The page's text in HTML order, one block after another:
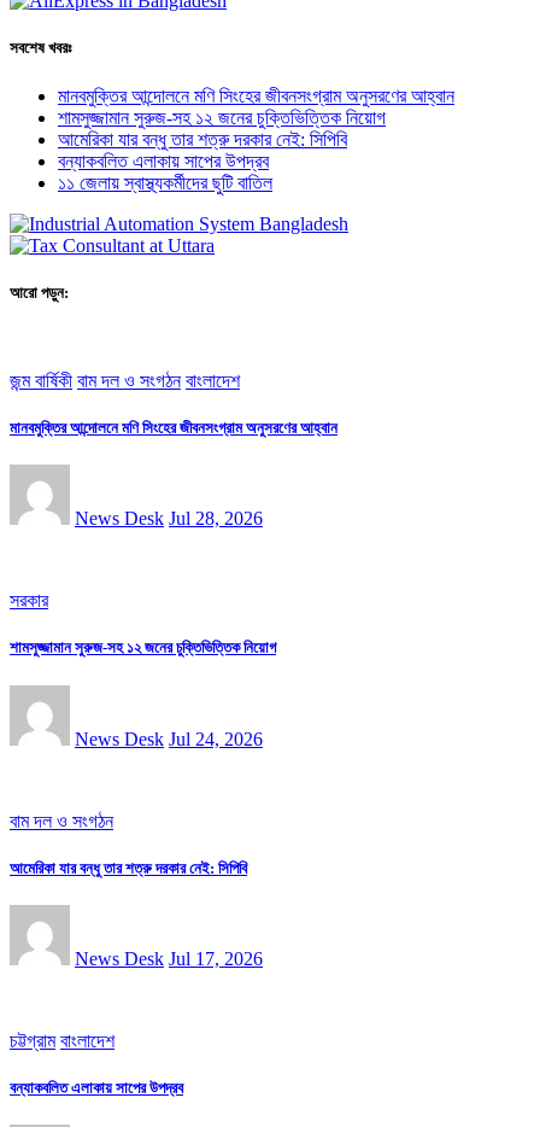
সবশেষ খবরঃ
মানবমুক্তির আন্দোলনে মণি সিংহের জীবনসংগ্রাম অনুসরণের আহ্বান
শামসুজ্জামান সুরুজ-সহ ১২ জনের চুক্তিভিত্তিক নিয়োগ
আমেরিকা যার বন্ধু তার শত্রু দরকার নেই: সিপিবি
বন্যাকবলিত এলাকায় সাপের উপদ্রব
১১ জেলায় স্বাস্থ্যকর্মীদের ছুটি বাতিল
আরো পড়ুন:
জন্ম বার্ষিকী বাম দল ও সংগঠন বাংলাদেশ
মানবমুক্তির আন্দোলনে মণি সিংহের জীবনসংগ্রাম অনুসরণের আহ্বান
News Desk Jul 28, 2026
সরকার
শামসুজ্জামান সুরুজ-সহ ১২ জনের চুক্তিভিত্তিক নিয়োগ
News Desk Jul 24, 2026
বাম দল ও সংগঠন
আমেরিকা যার বন্ধু তার শত্রু দরকার নেই: সিপিবি
News Desk Jul 17, 2026
চট্টগ্রাম বাংলাদেশ
বন্যাকবলিত এলাকায় সাপের উপদ্রব